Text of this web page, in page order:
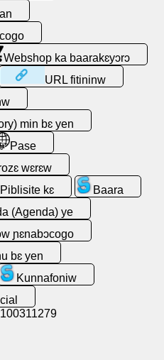
Webshop ka baarakɛyɔrɔ
URL fitininw
min bɛ yen
Pase
wɛrɛw
Piblisite kɛ
Baara
(Agenda) ye
ɲɛnabɔcogo
bɛ yen
Kunnafoniw